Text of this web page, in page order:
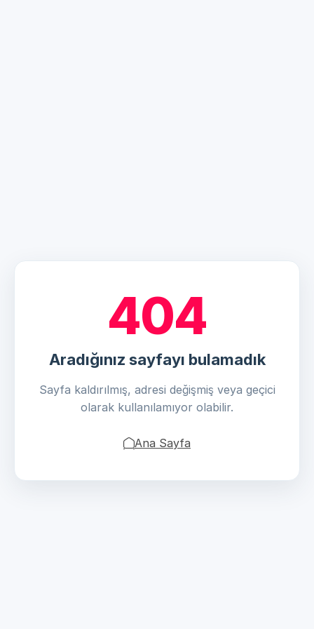
404
Aradığınız sayfayı bulamadık
Sayfa kaldırılmış, adresi değişmiş veya geçici
olarak kullanılamıyor olabilir.
Ana Sayfa